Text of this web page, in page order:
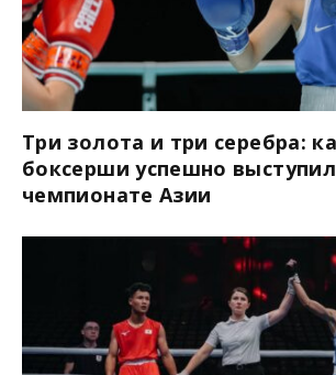
Три золота и три серебра:
боксерши успешно
чемпионате Азии